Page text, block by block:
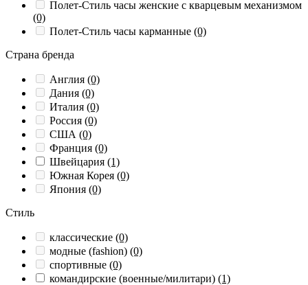
Полет-Стиль часы женские с кварцевым механизмом
(0)
Полет-Стиль часы карманные (0)
Страна бренда
Англия (0)
Дания (0)
Италия (0)
Россия (0)
США (0)
Франция (0)
Швейцария (1)
Южная Корея (0)
Япония (0)
Стиль
классические (0)
модные (fashion) (0)
спортивные (0)
командирские (военные/милитари) (1)